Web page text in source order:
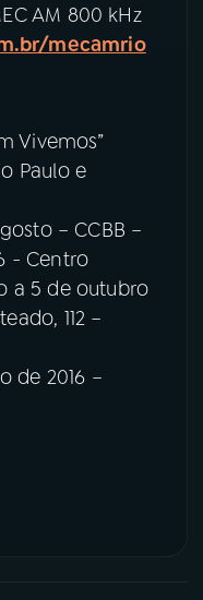
AM 800 kHz
mecamrio
Vivemos”
Paulo e
– CCBB –
- Centro
a 5 de outubro
112 –
de 2016 –